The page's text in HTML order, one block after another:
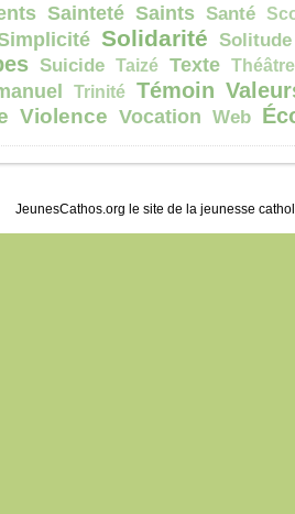
Sainteté Saints Santé
Solidarité Solitude
Suicide Taizé Texte Théâtre
Trinité Témoin
Violence Vocation Web
JeunesCathos.org le site de la jeunesse